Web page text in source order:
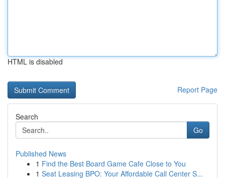
HTML is disabled
Report Page
Search
Go
Published News
1 Find the Best Board Game Cafe Close to You
1 Seat Leasing BPO: Your Affordable Call Center S...